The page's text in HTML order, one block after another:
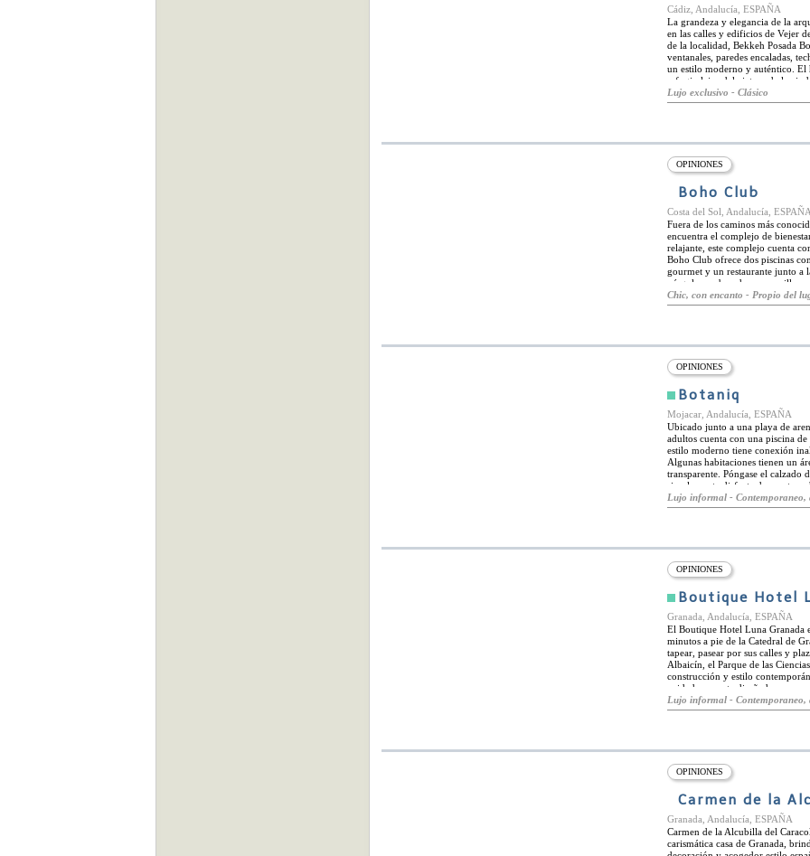
Cádiz, Andalucía, ESPAÑA
La grandeza y elegancia de la
en las calles y edificios de Vejer
de la localidad, Bekkeh Posada
ventanales, paredes encaladas,
un estilo moderno y auténtico. El
refugio lejos del ajetreo de la
personas que viajan solas,
habitaciones son increíblemente
junto con vistas de la ciudad
parques, restaurantes y cafés. La
oportunidades para practicar
Lujo exclusivo - Clásico
OPINIONES
Boho Club
Costa del Sol, Andalucía,
Fuera de los caminos más
encuentra el complejo de
relajante, este complejo cuenta
Boho Club ofrece dos piscinas
gourmet y un restaurante junto a
pérgola sombreada y
retratan exactamente lo que está
audaces que complementan el
habitaciones tienen su propia
junto a uno de los barrios más
imponentes palmeras y hojas de
coche para los amantes de la
Chic, con encanto - Propio del
OPINIONES
Botaniq
Mojacar, Andalucía, ESPAÑA
Ubicado junto a una playa de
adultos cuenta con una piscina
estilo moderno tiene conexión
Algunas habitaciones tienen un
transparente. Póngase el calzado
simplemente disfrute de una
coja el coche para explorar la
Lujo informal - Contemporaneo,
OPINIONES
Boutique Hotel
Granada, Andalucía, ESPAÑA
El Boutique Hotel Luna Granada
minutos a pie de la Catedral de
tapear, pasear por sus calles y
Albaicín, el Parque de las
construcción y estilo
cuidadosamente diseñadas para
modernos y completamente
hotel ofrece una amplia variedad
todos sus visitantes, desde su
paisaje. La experiencia
atractivos. Cada mañana, los
saludables. Por la noche, el
con una carta de exquisitos
Lujo informal - Contemporaneo,
OPINIONES
Carmen de la
Granada, Andalucía, ESPAÑA
Carmen de la Alcubilla del
carismática casa de Granada,